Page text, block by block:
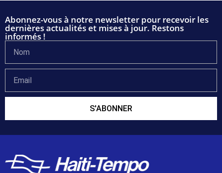
Abonnez-vous à notre newsletter pour recevoir les
dernières actualités et mises à jour. Restons
informés !
S'ABONNER